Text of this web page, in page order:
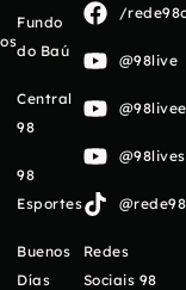
Fundo
do Baú
Central
98
98
Esportes
Buenos
Días
/
@98live
Redes
Sociais 98